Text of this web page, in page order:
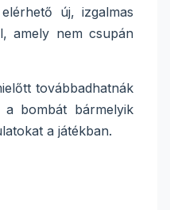
új, izgalmas
amely nem csupán
továbbadhatnák
bombát bármelyik
a játékban.